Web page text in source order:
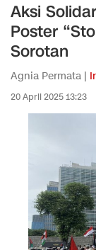
Aksi
Poster
Sorotan
Agnia Permata |
20 April 2025 13:23